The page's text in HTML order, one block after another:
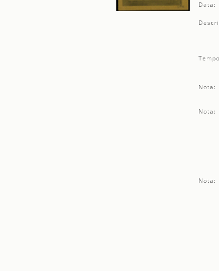
Data:
Nota:
Nota:
Nota: